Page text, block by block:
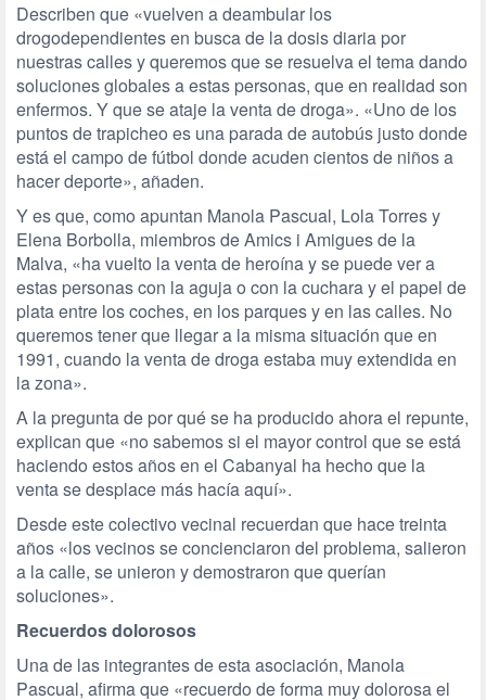
Describen que «vuelven a deambular los
drogodependientes en busca de la dosis diaria por
nuestras calles y queremos que se resuelva el tema dando
soluciones globales a estas personas, que en realidad son
enfermos. Y que se ataje la venta de droga». «Uno de los
puntos de trapicheo es una parada de autobús justo donde
está el campo de fútbol donde acuden cientos de niños a
hacer deporte», añaden.
Y es que, como apuntan Manola Pascual, Lola Torres y
Elena Borbolla, miembros de Amics i Amigues de la
Malva, «ha vuelto la venta de heroína y se puede ver a
estas personas con la aguja o con la cuchara y el papel de
plata entre los coches, en los parques y en las calles. No
queremos tener que llegar a la misma situación que en
1991, cuando la venta de droga estaba muy extendida en
la zona».
A la pregunta de por qué se ha producido ahora el repunte,
explican que «no sabemos si el mayor control que se está
haciendo estos años en el Cabanyal ha hecho que la
venta se desplace más hacía aquí».
Desde este colectivo vecinal recuerdan que hace treinta
años «los vecinos se concienciaron del problema, salieron
a la calle, se unieron y demostraron que querían
soluciones».
Recuerdos dolorosos
Una de las integrantes de esta asociación, Manola
Pascual, afirma que «recuerdo de forma muy dolorosa el